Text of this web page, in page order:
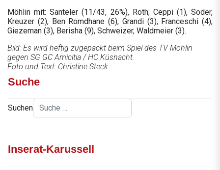
Möhlin mit: Santeler (11/43, 26%), Roth; Ceppi (1), Soder,
Kreuzer (2), Ben Romdhane (6), Grandi (3), Franceschi (4),
Giezeman (3), Berisha (9), Schweizer, Waldmeier (3).
Bild: Es wird heftig zugepackt beim Spiel des TV Möhlin
gegen SG GC Amicitia / HC Küsnacht.
Foto und Text: Christine Steck
Suche
Suchen
Inserat-Karussell